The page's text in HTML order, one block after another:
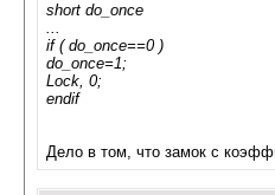
short do_once
...
if ( do_once==0 )
do_once=1;
Lock, 0;
endif
Дело в том, что замок с